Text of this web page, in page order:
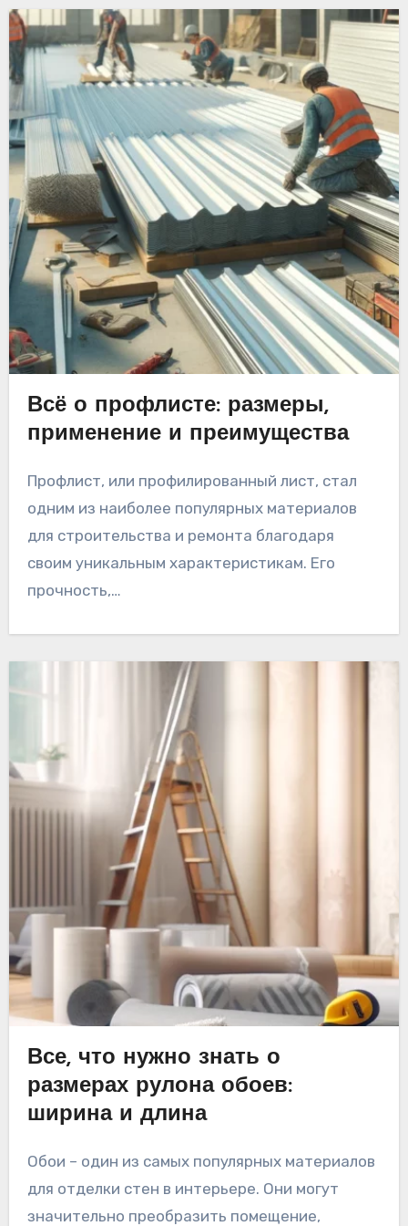
Всё о профлисте: размеры,
применение и преимущества
Профлист, или профилированный лист, стал
одним из наиболее популярных материалов
для строительства и ремонта благодаря
своим уникальным характеристикам. Его
прочность,…
Все, что нужно знать о
размерах рулона обоев:
ширина и длина
Обои – один из самых популярных материалов
для отделки стен в интерьере. Они могут
значительно преобразить помещение,